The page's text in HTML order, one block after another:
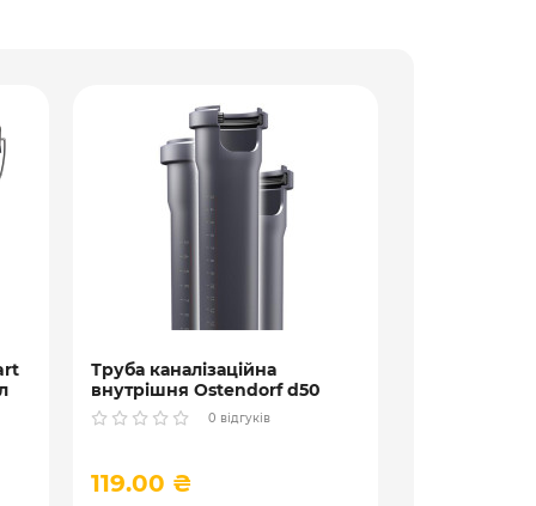
Труба каналізаційна
внутрішня Ostendorf d50
НТsafe
0 відгуків
119.00 ₴